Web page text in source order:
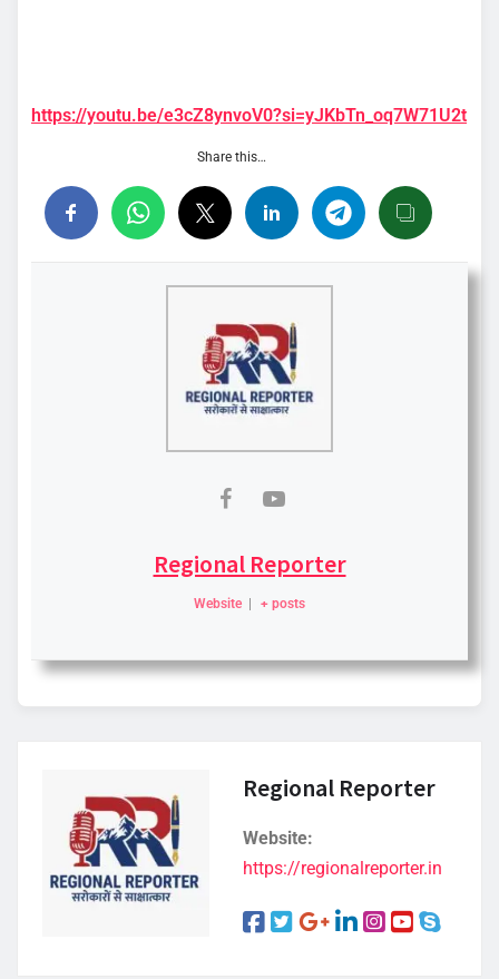
https://youtu.be/e3cZ8ynvoV0?si=yJKbTn_oq7W71U2t
Share this…
Regional Reporter
Website + posts
Regional Reporter
Website:
https://regionalreporter.in